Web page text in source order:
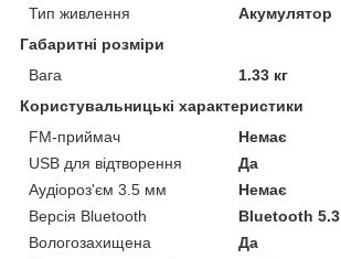
Тип живлення
Акумулятор
Габаритні розміри
Вага
1.33 кг
Користувальницькі характеристики
FM-приймач
Немає
USB для відтворення
Да
Аудіороз'єм 3.5 мм
Немає
Версія Bluetooth
Bluetooth 5.3
Вологозахищена
Да